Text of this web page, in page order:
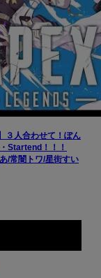
３人合わせて！ぽん
Startend！！！
あ/常闇トワ/星街すい